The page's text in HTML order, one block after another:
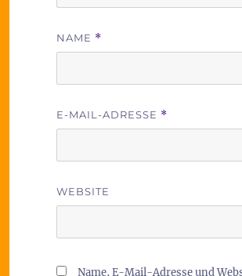
NAME *
E-MAIL-ADRESSE *
WEBSITE
Name, E-Mail-Adresse und